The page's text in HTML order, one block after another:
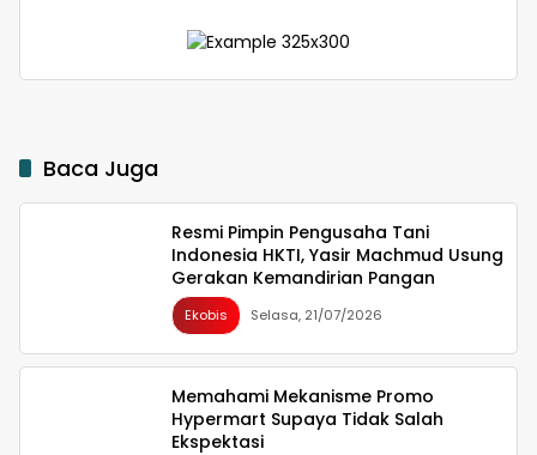
Permasalahan
Pembangunan YON TP
Baca Juga
Resmi Pimpin Pengusaha Tani
Indonesia HKTI, Yasir Machmud Usung
Gerakan Kemandirian Pangan
Ekobis Selasa, 21/07/2026
Memahami Mekanisme Promo
Hypermart Supaya Tidak Salah
Ekspektasi